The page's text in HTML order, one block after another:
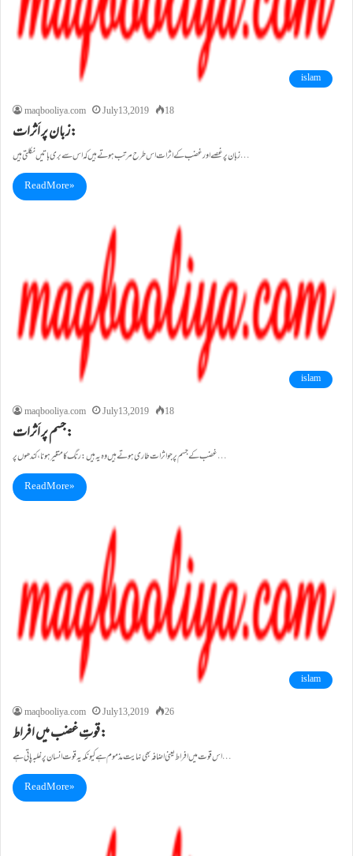
islam
maqbooliya.com
July 13, 2019 18
زبان پر اَثرات:
زبان پر غصے اور غضب کے اثرات اس طرح مرتب ہوتے ہیں کہ اس سے بری باتیں نکلتی ہیں…
Read More »
islam
maqbooliya.com
July 13, 2019 18
جسم پر اَثرات:
غضب کے جسم پر جو اثرات طاری ہوتے ہیں وہ یہ ہیں: رنگ کا متغیر ہونا، کندھوں پر…
Read More »
islam
maqbooliya.com
July 13, 2019 26
قوتِ غضب میں افراط:
اس قوت میں افراط یعنی اضافہ بھی نہایت مذموم ہے کیونکہ یہ قوت انسان پر غلبہ پاتی ہے…
Read More »